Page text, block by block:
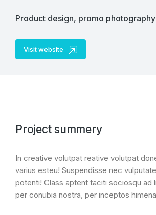
Product design, promo photography
Visit website
Project summery
In creative volutpat reative volutpat
varius esteu! Suspendisse nec
potenti! Class aptent taciti sociosqu ad
per conubia nostra, per inceptos